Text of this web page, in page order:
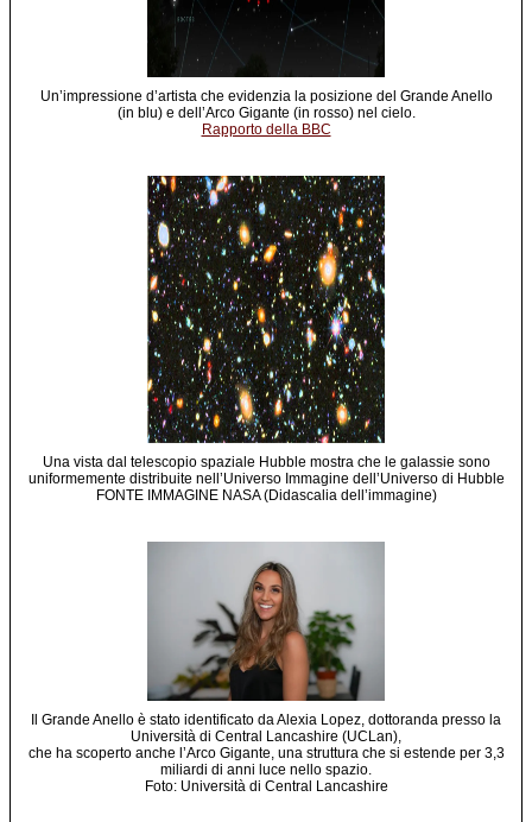
Un’impressione d’artista che evidenzia la posizione del Grande Anello
(in blu) e dell’Arco Gigante (in rosso) nel cielo.
Rapporto della BBC
Una vista dal telescopio spaziale Hubble mostra che le galassie sono
uniformemente distribuite nell’Universo Immagine dell’Universo di Hubble
FONTE IMMAGINE NASA (Didascalia dell’immagine)
Il Grande Anello è stato identificato da Alexia Lopez, dottoranda presso la
Università di Central Lancashire (UCLan),
che ha scoperto anche l’Arco Gigante, una struttura che si estende per 3,3
miliardi di anni luce nello spazio.
Foto: Università di Central Lancashire